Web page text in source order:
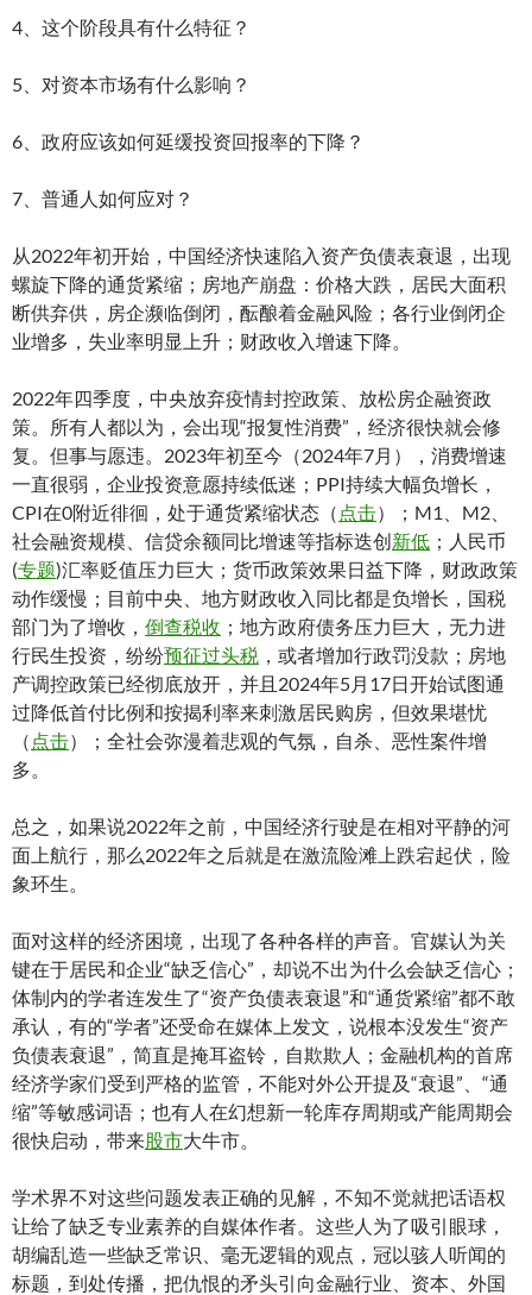
4、这个阶段具有什么特征？
5、对资本市场有什么影响？
6、政府应该如何延缓投资回报率的下降？
7、普通人如何应对？
从2022年初开始，中国经济快速陷入资产负债表衰退，出现
螺旋下降的通货紧缩；房地产崩盘：价格大跌，居民大面积
断供弃供，房企濒临倒闭，酝酿着金融风险；各行业倒闭企
业增多，失业率明显上升；财政收入增速下降。
2022年四季度，中央放弃疫情封控政策、放松房企融资政
策。所有人都以为，会出现“报复性消费”，经济很快就会修
复。但事与愿违。2023年初至今（2024年7月），消费增速
一直很弱，企业投资意愿持续低迷；PPI持续大幅负增长，
CPI在0附近徘徊，处于通货紧缩状态（ 点击）；M1、M2、
社会融资规模、信贷余额同比增速等指标迭创新低 ；人民币
(专题)汇率贬值压力巨大；货币政策效果日益下降，财政政策
动作缓慢；目前中央、地方财政收入同比都是负增长，国税
部门为了增收， 倒查税收 ；地方政府债务压力巨大，无力进
行民生投资，纷纷预征过头税 ，或者增加行政罚没款；房地
产调控政策已经彻底放开，并且2024年5月17日开始试图通
过降低首付比例和按揭利率来刺激居民购房，但效果堪忧
（ 点击）；全社会弥漫着悲观的气氛，自杀、恶性案件增
多。
总之，如果说2022年之前，中国经济行驶是在相对平静的河
面上航行，那么2022年之后就是在激流险滩上跌宕起伏，险
象环生。
面对这样的经济困境，出现了各种各样的声音。官媒认为关
键在于居民和企业“缺乏信心”，却说不出为什么会缺乏信心；
体制内的学者连发生了“资产负债表衰退”和“通货紧缩”都不敢
承认，有的“学者”还受命在媒体上发文，说根本没发生“资产
负债表衰退”，简直是掩耳盗铃，自欺欺人；金融机构的首席
经济学家们受到严格的监管，不能对外公开提及“衰退”、“通
缩”等敏感词语；也有人在幻想新一轮库存周期或产能周期会
很快启动，带来股市大牛市。
学术界不对这些问题发表正确的见解，不知不觉就把话语权
让给了缺乏专业素养的自媒体作者。这些人为了吸引眼球，
胡编乱造一些缺乏常识、毫无逻辑的观点，冠以骇人听闻的
标题，到处传播，把仇恨的矛头引向金融行业、资本、外国